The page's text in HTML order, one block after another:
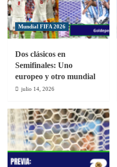
Mundial FIFA 2026
Dos clásicos en
Semifinales: Uno
europeo y otro mundial
julio 14, 2026